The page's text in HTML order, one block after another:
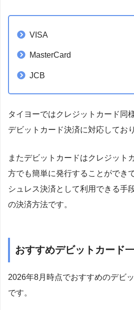
VISA
MasterCard
JCB
タイヨーではクレジットカード同
デビットカード決済に対応してお
またデビットカードはクレジット
方でも簡単に発行することができ
シュレス決済として利用できる手
の決済方法です。
おすすめデビットカード
2026年8月時点でおすすめのデビ
です。